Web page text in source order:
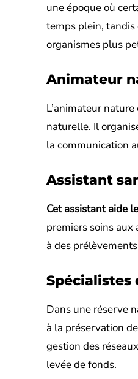
une époque où
temps plein, tandis
organismes plus
Animateur
L’animateur
naturelle. Il
la communication
Assistant
Cet assistant aide
premiers soins
à des
Spécialistes
Dans une réserve
à la préservation
gestion des
levée de fonds.